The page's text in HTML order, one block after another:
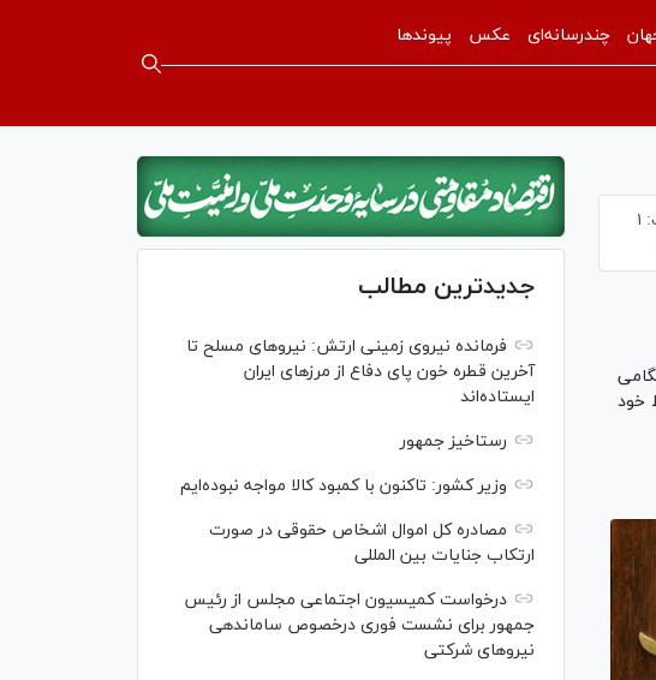
چندرسانه‌ای عکس پیوندها
۱
از میلاد هنگامی
خود
جدیدترین مطالب
فرمانده نیروی زمینی ارتش: نیرو‌های مسلح تا
آخرین قطره خون پای دفاع از مرز‌های ایران
ایستاده‌اند
رستاخیز جمهور
وزیر کشور: تاکنون با کمبود کالا مواجه نبوده‌ایم
مصادره کل اموال اشخاص حقوقی در صورت
ارتکاب جنایات بین المللی
درخواست کمیسیون اجتماعی مجلس از رئیس
جمهور برای نشست فوری درخصوص ساماندهی
نیرو‌های شرکتی